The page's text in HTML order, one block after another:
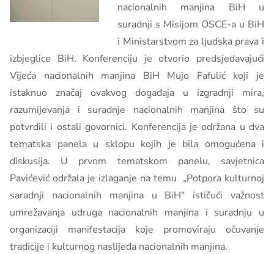
nacionalnih manjina BiH u
suradnji s Misijom OSCE-a u BiH
i Ministarstvom za ljudska prava i
izbjeglice BiH. Konferenciju je otvorio predsjedavajući
Vijeća nacionalnih manjina BiH Mujo Fafulić koji je
istaknuo značaj ovakvog događaja u izgradnji mira,
razumijevanja i suradnje nacionalnih manjina što su
potvrdili i ostali govornici. Konferencija je održana u dva
tematska panela u sklopu kojih je bila omogućena i
diskusija. U prvom tematskom panelu, savjetnica
Pavićević održala je izlaganje na temu „Potpora kulturnoj
saradnji nacionalnih manjina u BiH“ ističući važnost
umrežavanja udruga nacionalnih manjina i suradnju u
organizaciji manifestacija koje promoviraju očuvanje
tradicije i kulturnog naslijeđa nacionalnih manjina.